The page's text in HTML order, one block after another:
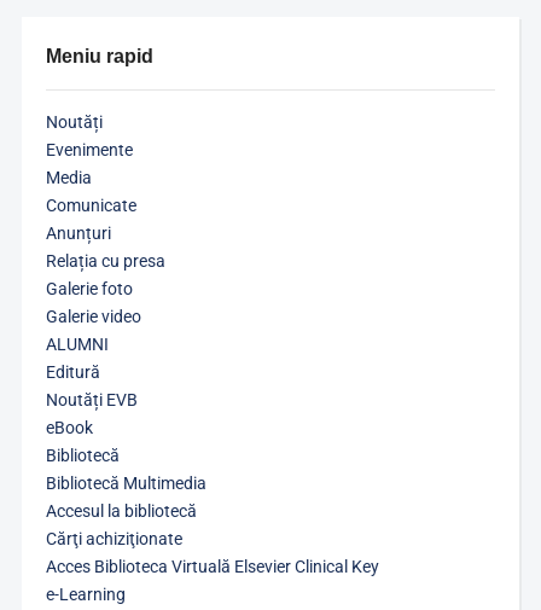
Meniu rapid
Noutăți
Evenimente
Media
Comunicate
Anunțuri
Relația cu presa
Galerie foto
Galerie video
ALUMNI
Editură
Noutăți EVB
eBook
Bibliotecă
Bibliotecă Multimedia
Accesul la bibliotecă
Cărţi achiziţionate
Acces Biblioteca Virtuală Elsevier Clinical Key
e-Learning